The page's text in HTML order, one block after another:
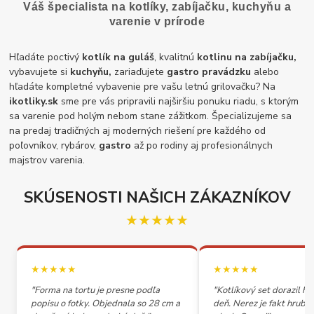
Váš špecialista na kotlíky, zabíjačku, kuchyňu a
varenie v prírode
Hľadáte poctivý kotlík na guláš, kvalitnú kotlinu na zabíjačku,
vybavujete si kuchyňu, zariaďujete gastro pravádzku alebo
hľadáte kompletné vybavenie pre vašu letnú grilovačku? Na
ikotliky.sk sme pre vás pripravili najširšiu ponuku riadu, s ktorým
sa varenie pod holým nebom stane zážitkom. Špecializujeme sa
na predaj tradičných aj moderných riešení pre každého od
poľovníkov, rybárov, gastro až po rodiny aj profesionálnych
majstrov varenia.
SKÚSENOSTI NAŠICH ZÁKAZNÍKOV
★★★★★
★★★★★
"Forma na tortu je presne podľa
popisu o fotky. Objednala so 28 cm a
★★★★★
"Kotlíkový set dorazil
deň. Nerez je fakt